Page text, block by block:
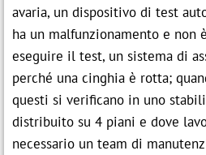
avaria, un dispositivo di test
ha un malfunzionamento e non
eseguire il test, un sistema di
perché una cinghia è rotta;
questi si verificano in uno
distribuito su 4 piani e dove
necessario un team di